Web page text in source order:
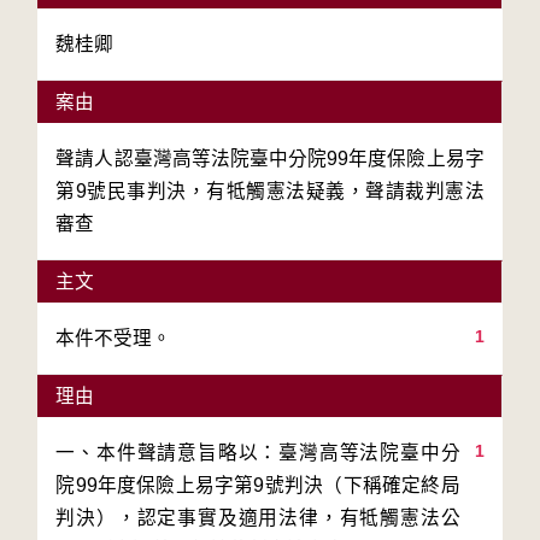
魏桂卿
案由
聲請人認臺灣高等法院臺中分院99年度保險上易字
第9號民事判決，有牴觸憲法疑義，聲請裁判憲法
審查
主文
1
本件不受理。
理由
1
一、本件聲請意旨略以：臺灣高等法院臺中分
院99年度保險上易字第9號判決（下稱確定終局
判決），認定事實及適用法律，有牴觸憲法公